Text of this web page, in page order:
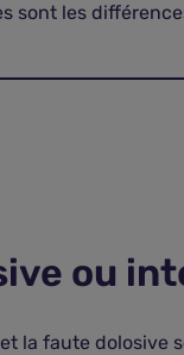
sont les
ou
la faute dolosive